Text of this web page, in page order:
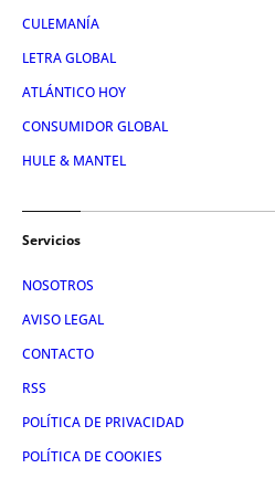
CULEMANÍA
LETRA GLOBAL
ATLÁNTICO HOY
CONSUMIDOR GLOBAL
HULE & MANTEL
Servicios
NOSOTROS
AVISO LEGAL
CONTACTO
RSS
POLÍTICA DE PRIVACIDAD
POLÍTICA DE COOKIES